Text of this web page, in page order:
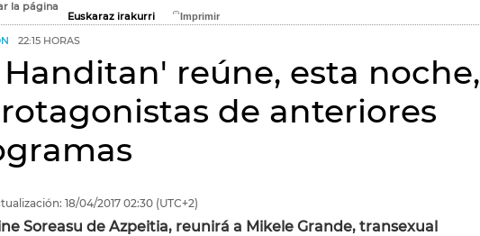
la página
Euskaraz irakurri
22:15 HORAS
reúne, esta noche,
de anteriores
18/04/2017 02:30 (UTC+2)
Soreasu de Azpeitia, reunirá a Mikele Grande, transexual